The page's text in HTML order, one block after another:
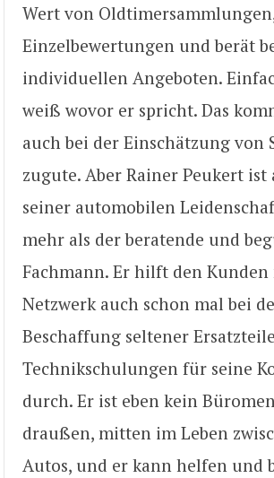
Wert von
Einzelbewertungen und berät
individuellen Angeboten.
weiß wovor er spricht. Das
auch bei der Einschätzung von
zugute. Aber Rainer Peukert
seiner automobilen
mehr als der beratende und
Fachmann. Er hilft den
Netzwerk auch schon mal bei
Beschaffung seltener
Technikschulungen für seine
durch. Er ist eben kein
draußen, mitten im Leben
Autos, und er kann helfen und